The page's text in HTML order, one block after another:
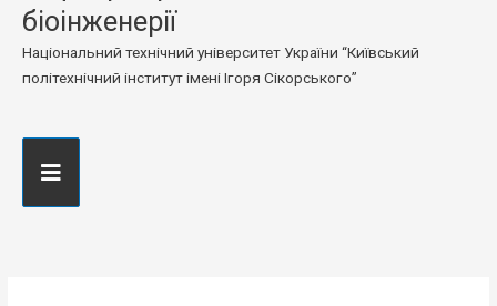
біоінженерії
Національний технічний університет України “Київський
політехнічний інститут імені Ігоря Сікорського”